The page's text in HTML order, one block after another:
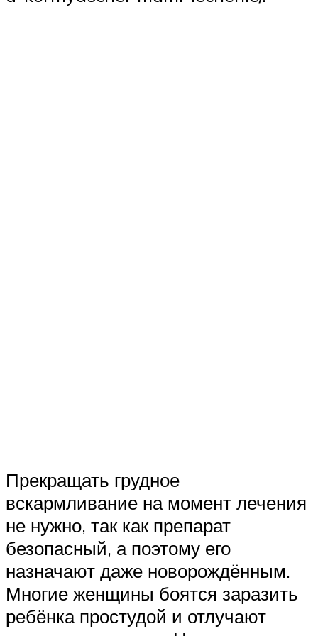
Прекращать грудное
вскармливание на момент лечения
не нужно, так как препарат
безопасный, а поэтому его
назначают даже новорождённым.
Многие женщины боятся заразить
ребёнка простудой и отлучают